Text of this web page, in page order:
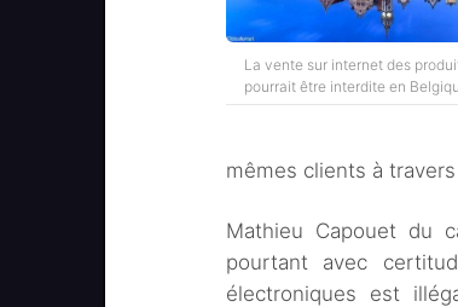
La vente sur internet des
pourrait être interdite en
mêmes clients à
Mathieu Capouet du
pourtant avec
électroniques est